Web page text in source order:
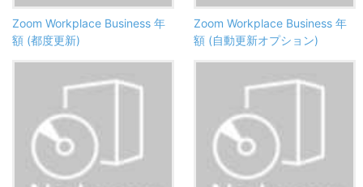
Zoom Workplace Business 年
額 (都度更新)
Zoom Workplace Business 年
額 (自動更新オプション)